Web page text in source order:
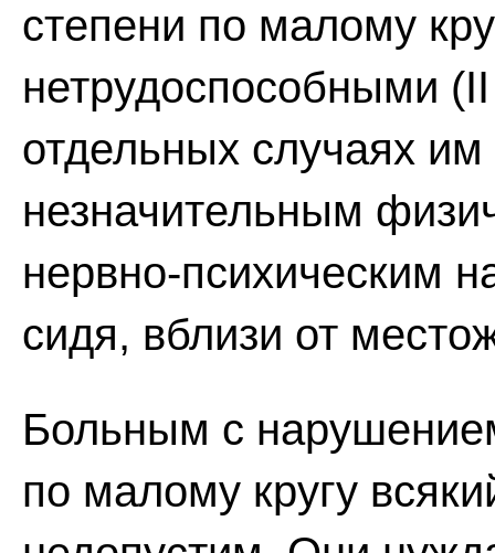
степени по малому
нетрудоспособными
отдельных случаях им
незначительным
нервно-психическим
сидя, вблизи от
Больным с
по малому кругу